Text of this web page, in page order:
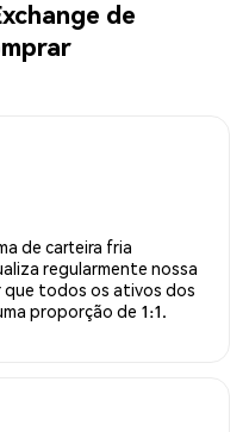
de
de carteira fria
regularmente nossa
que todos os ativos dos
proporção de 1:1.